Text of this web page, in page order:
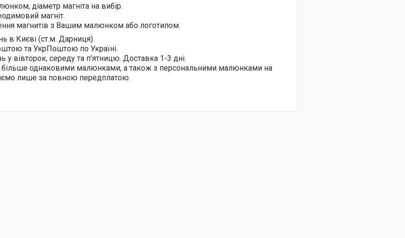
діаметр магніта на вибір.
магніт.
магнитів з Вашим малюнком або логотипом.
в Києві (ст.м. Дарниця).
та УкрПоштою по Україні.
у вівторок, середу та п'ятницю. Доставка 1-3 дні.
більше однаковими малюнками, а також з персональними малюнками на
лише за повною передплатою.